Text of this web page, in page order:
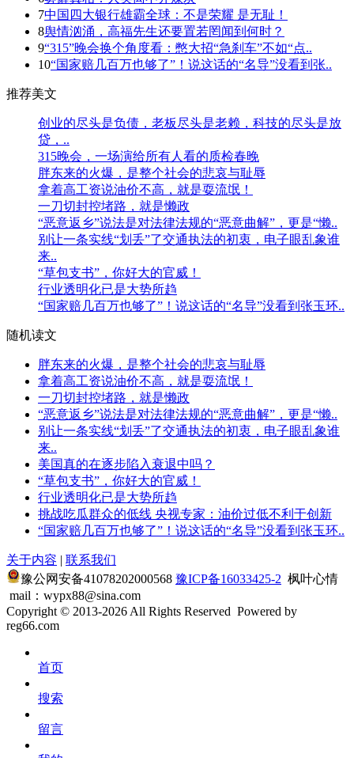
7中国四大银行雄霸全球：不是荣耀 是无耻！
8舆情汹涌，高福先生还要置若罔闻到何时？
9“315”晚会换个角度看：憋大招“急刹车”不如“点..
10“国家赔几百万也够了”！说这话的“名导”没看到张..
推荐美文
创业的尽头是负债，老板尽头是老赖，科技的尽头是放
贷，..
315晚会，一场演给所有人看的质检春晚
胖东来的火爆，是整个社会的悲哀与耻辱
拿着高工资说油价不高，就是耍流氓！
一刀切封控堵路，就是懒政
“恶意返乡”说法是对法律法规的“恶意曲解”，更是“懒..
别让一条实线“划丢”了交通执法的初衷，电子眼乱象谁
来..
“草包支书”，你好大的官威！
行业透明化已是大势所趋
“国家赔几百万也够了”！说这话的“名导”没看到张玉环..
随机读文
胖东来的火爆，是整个社会的悲哀与耻辱
拿着高工资说油价不高，就是耍流氓！
一刀切封控堵路，就是懒政
“恶意返乡”说法是对法律法规的“恶意曲解”，更是“懒..
别让一条实线“划丢”了交通执法的初衷，电子眼乱象谁
来..
美国真的在逐步陷入衰退中吗？
“草包支书”，你好大的官威！
行业透明化已是大势所趋
挑战吃瓜群众的低线 央视专家：油价过低不利于创新
“国家赔几百万也够了”！说这话的“名导”没看到张玉环..
关于内容 | 联系我们
豫公网安备41078202000568 豫ICP备16033425-2 枫叶心情
mail：wypx88@sina.com
Copyright © 2013-2026 All Rights Reserved Powered by
reg66.com
首页
搜索
留言